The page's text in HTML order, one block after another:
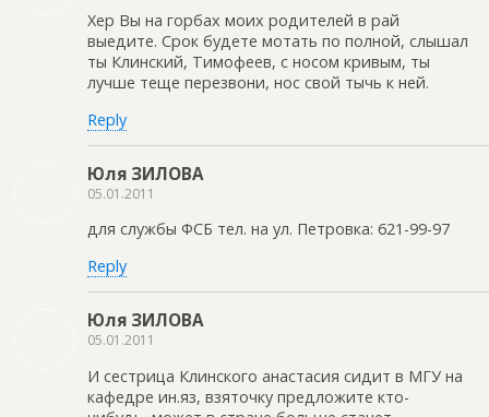
Хер Вы на горбах моих родителей в рай
выедите. Срок будете мотать по полной, слышал
ты Клинский, Тимофеев, с носом кривым, ты
лучше теще перезвони, нос свой тычь к ней.
Reply
Юля ЗИЛОВА
05.01.2011
для службы ФСБ тел. на ул. Петровка: 621-99-97
Reply
Юля ЗИЛОВА
05.01.2011
И сестрица Клинского анастасия сидит в МГУ на
кафедре ин.яз, взяточку предложите кто-